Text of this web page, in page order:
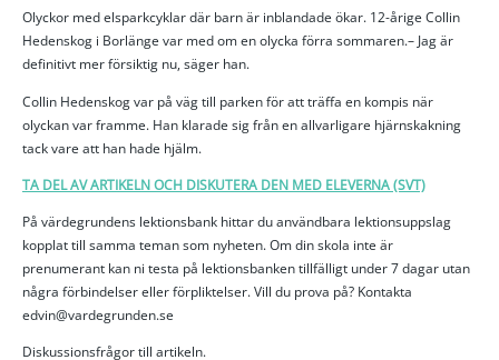
Olyckor med elsparkcyklar där barn är inblandade ökar. 12-årige Collin
Hedenskog i Borlänge var med om en olycka förra sommaren.– Jag är
definitivt mer försiktig nu, säger han.
Collin Hedenskog var på väg till parken för att träffa en kompis när
olyckan var framme. Han klarade sig från en allvarligare hjärnskakning
tack vare att han hade hjälm.
TA DEL AV ARTIKELN OCH DISKUTERA DEN MED ELEVERNA (SVT)
På värdegrundens lektionsbank hittar du användbara lektionsuppslag
kopplat till samma teman som nyheten. Om din skola inte är
prenumerant kan ni testa på lektionsbanken tillfälligt under 7 dagar utan
några förbindelser eller förpliktelser. Vill du prova på? Kontakta
edvin@vardegrunden.se
Diskussionsfrågor till artikeln.